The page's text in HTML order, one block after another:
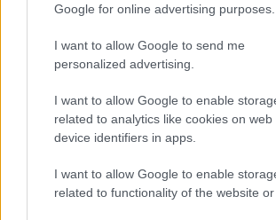
Google for online advertising purposes.
I want to allow Google to send me
personalized advertising.
I want to allow Google to enable
related to analytics like cookies on web
device identifiers in apps.
I want to allow Google to enable
related to functionality of the website or
Από τον Ρήνο μέχρι τη
Μεσόγειο: Η κλιματική
κρίση παραλύει την